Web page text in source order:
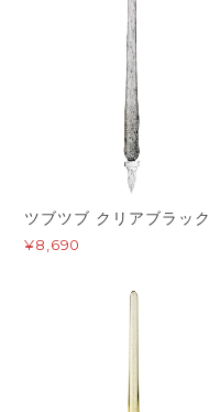
ツブツブ クリアブラック
¥8,690